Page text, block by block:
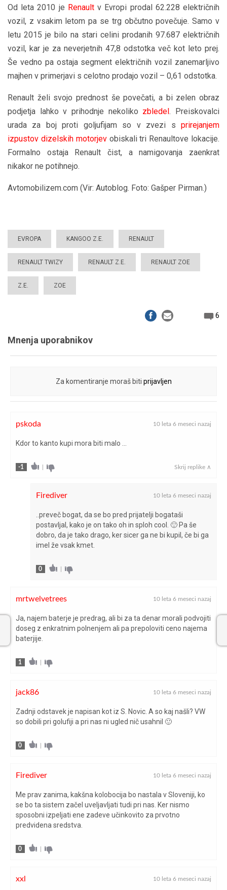
Od leta 2010 je Renaultv Evropi prodal 62.228 električnih
vozil, z vsakim letom pa se trg občutno povečuje. Samo v
letu 2015 je bilo na stari celini prodanih 97.687 električnih
vozil, kar je za neverjetnih 47,8 odstotka več kot leto prej.
Še vedno pa ostaja segment električnih vozil zanemarljivo
majhen v primerjavi s celotno prodajo vozil – 0,61 odstotka.
Renault želi svojo prednost še povečati, a bi zelen obraz
podjetja lahko v prihodnje nekoliko zbledel. Preiskovalci
urada za boj proti goljufijam so v zvezi s prirejanjem
izpustov dizelskih motorjevobiskali tri Renaultove lokacije.
Formalno ostaja Renault čist, a namigovanja zaenkrat
nikakor ne potihnejo.
Avtomobilizem.com (Vir: Autoblog. Foto: Gašper Pirman.)
EVROPA KANGOO Z.E. RENAULT
RENAULT TWIZY RENAULT Z.E. RENAULT ZOE
Z.E. ZOE
6
Mnenja uporabnikov
Za komentiranje moraš biti prijavljen
pskoda 10 leta 6 meseci nazaj
Kdor to kanto kupi mora biti malo …
-1 Skrij replike ∧
Firediver 10 leta 6 meseci nazaj
..preveč bogat, da se bo pred prijatelji bogataši
postavljal, kako je on tako oh in sploh cool. 🙂 Pa še
dobro, da je tako drago, ker sicer ga ne bi kupil, če bi ga
imel že vsak kmet.
0
mrtwelvetrees 10 leta 6 meseci nazaj
Ja, najem baterje je predrag, ali bi za ta denar morali podvojiti
doseg z enkratnim polnenjem ali pa prepoloviti ceno najema
baterjije.
1
jack86 10 leta 6 meseci nazaj
Zadnji odstavek je napisan kot iz S. Novic. A so kaj našli? VW
so dobili pri golufiji a pri nas ni ugled nič usahnil 🙂
0
Firediver 10 leta 6 meseci nazaj
Me prav zanima, kakšna kolobocija bo nastala v Sloveniji, ko
se bo ta sistem začel uveljavljati tudi pri nas. Ker nismo
sposobni izpeljati ene zadeve učinkovito za prvotno
predvidena sredstva.
0
xxl 10 leta 6 meseci nazaj